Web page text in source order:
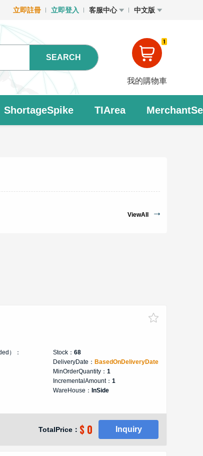
立即註冊 立即登入 客服中心 中文版
SEARCH
1
我的購物車
ShortageSpike TIArea
ViewAll
）： Stock： 68
DeliveryDate： BasedOnDeliveryDate
MinOrderQuantity： 1
IncrementalAmount： 1
WareHouse： InSide
TotalPrice： $ 0 Inquiry